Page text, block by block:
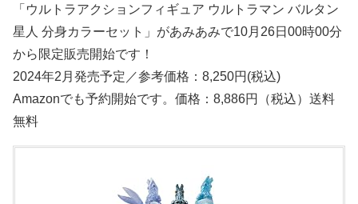
「ウルトラアクションフィギュア ウルトラマン バルタン
星人 分身カラーセット」があみあみで10月26日00時00分
から限定販売開始です！
2024年2月発売予定／参考価格：8,250円(税込)
Amazonでも予約開始です。価格：8,886円（税込）送料
無料